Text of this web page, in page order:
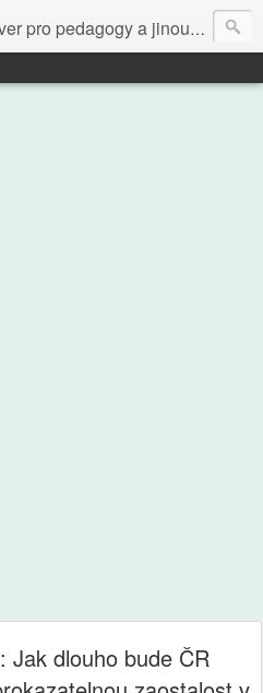
pro pedagogy a jinou zvířenu
Jak dlouho bude ČR